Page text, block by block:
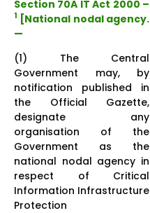
Section 70A IT Act 2000 –
1 [National nodal agency.
—
(1) The Central
Government may, by
notification published in
the Official Gazette,
designate any
organisation of the
Government as the
national nodal agency in
respect of Critical
Information Infrastructure
Protection